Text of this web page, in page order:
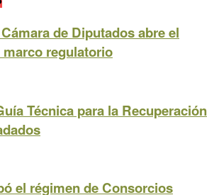
de Diputados abre el
regulatorio
Técnica para la Recuperación
el régimen de Consorcios